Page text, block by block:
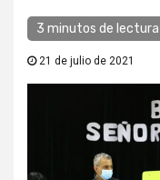
3 minutos de lectura
21 de julio de 2021